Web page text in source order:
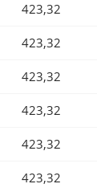
423,32
423,32
423,32
423,32
423,32
423,32